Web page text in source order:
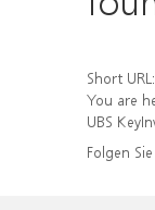
Short URL:
You are
UBS
Folgen